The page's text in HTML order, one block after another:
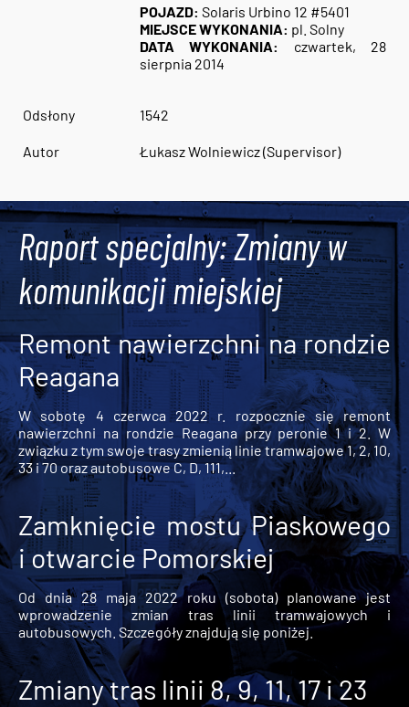
POJAZD: Solaris Urbino 12 #5401
MIEJSCE WYKONANIA: pl. Solny
DATA WYKONANIA:
czwartek, 28
sierpnia 2014
Odsłony 1542
Autor Łukasz Wolniewicz (Supervisor)
Raport specjalny: Zmiany w
komunikacji miejskiej
Remont nawierzchni na rondzie
Reagana
W sobotę 4 czerwca 2022 r. rozpocznie się remont
nawierzchni na rondzie Reagana przy peronie 1 i 2. W
związku z tym swoje trasy zmienią linie tramwajowe 1, 2, 10,
33 i 70 oraz autobusowe C, D, 111,...
Zamknięcie mostu Piaskowego
i otwarcie Pomorskiej
Od dnia 28 maja 2022 roku (sobota) planowane jest
wprowadzenie zmian tras linii tramwajowych i
autobusowych. Szczegóły znajdują się poniżej.
Zmiany tras linii 8, 9, 11, 17 i 23